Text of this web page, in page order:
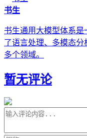
书生
书生通用大模型体系
了语言处理、多模态
多个领域。
暂无评论